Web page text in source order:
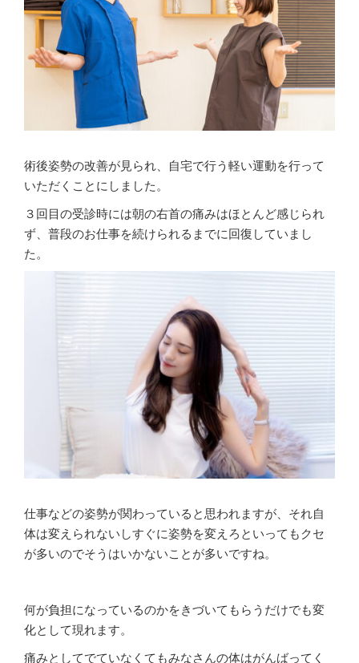
術後姿勢の改善が見られ、自宅で行う軽い運動を行って
いただくことにしました。
３回目の受診時には朝の右首の痛みはほとんど感じられ
ず、普段のお仕事を続けられるまでに回復していまし
た。
仕事などの姿勢が関わっていると思われますが、それ自
体は変えられないしすぐに姿勢を変えろといってもクセ
が多いのでそうはいかないことが多いですね。
何が負担になっているのかをきづいてもらうだけでも変
化として現れます。
痛みとしてでていなくてもみなさんの体はがんばってく